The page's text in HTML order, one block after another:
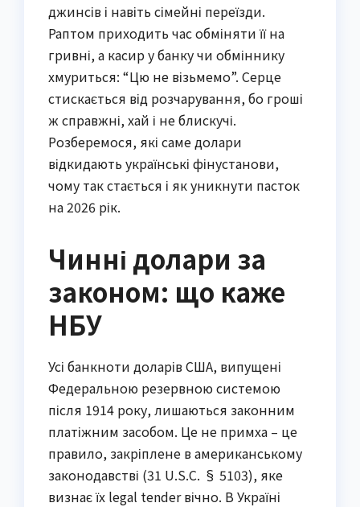
джинсів і навіть сімейні переїзди.
Раптом приходить час обміняти її на
гривні, а касир у банку чи обміннику
хмуриться: “Цю не візьмемо”. Серце
стискається від розчарування, бо гроші
ж справжні, хай і не блискучі.
Розберемося, які саме долари
відкидають українські фінустанови,
чому так стається і як уникнути пасток
на 2026 рік.
Чинні долари за
законом: що каже
НБУ
Усі банкноти доларів США, випущені
Федеральною резервною системою
після 1914 року, лишаються законним
платіжним засобом. Це не примха – це
правило, закріплене в американському
законодавстві (31 U.S.C. § 5103), яке
визнає їх legal tender вічно. В Україні